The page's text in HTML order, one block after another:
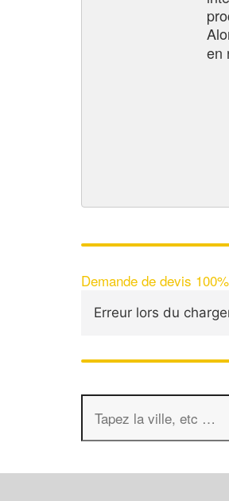
en
Demande de devis
Erreur lors du